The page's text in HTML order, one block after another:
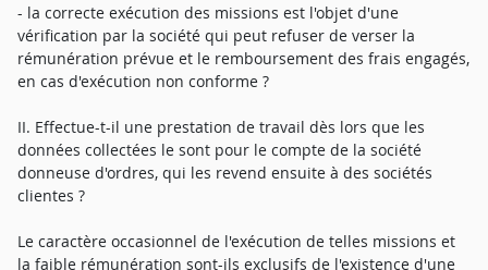
- la correcte exécution des missions est l'objet d'une
vérification par la société qui peut refuser de verser la
rémunération prévue et le remboursement des frais engagés,
en cas d'exécution non conforme ?
II. Effectue-t-il une prestation de travail dès lors que les
données collectées le sont pour le compte de la société
donneuse d'ordres, qui les revend ensuite à des sociétés
clientes ?
Le caractère occasionnel de l'exécution de telles missions et
la faible rémunération sont-ils exclusifs de l'existence d'une